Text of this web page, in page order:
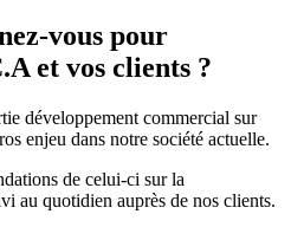
vous pour
et vos clients ?
développement commercial sur
enjeu dans notre société actuelle.
de celui-ci sur la
au quotidien auprès de nos clients.